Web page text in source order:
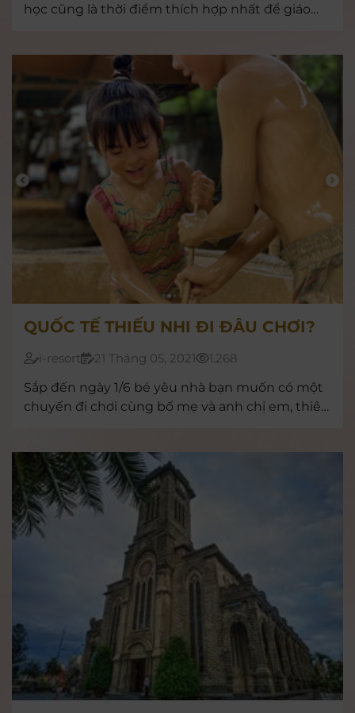
học cũng là thời điểm thích hợp nhất để giáo
QUỐC TẾ THIẾU NHI ĐI ĐÂU CHƠI?
i-resort 21 Tháng 05, 2021
1.268
Sắp đến ngày 1/6 bé yêu nhà bạn muốn có một
chuyến đi chơi cùng bố mẹ và anh chị em, thiên
khoảnh khắc đáng nhớ của tất cả thành viên
trong gia đình.